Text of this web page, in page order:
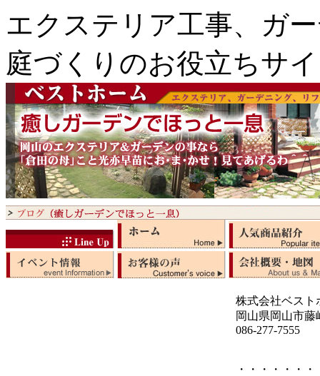
エクステリア工事、ガ
庭づくりのお役立ちサ
株式会社ベスト
岡山県岡山市藤
086-277-7555
・・・・・・